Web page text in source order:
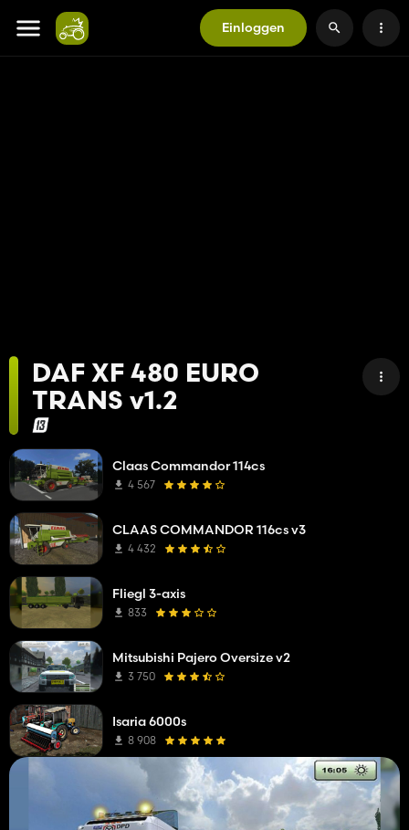
Einloggen
DAF XF 480 EURO
TRANS v1.2
Claas Commandor 114cs
4 567
CLAAS COMMANDOR 116cs v3
4 432
Fliegl 3-axis
833
Mitsubishi Pajero Oversize v2
3 750
Isaria 6000s
8 908